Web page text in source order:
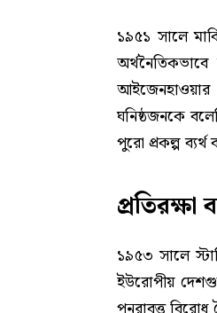
১৯৫১ সালে
ঘনিষ্ঠজনকে
পুরো প্রকল্প ব্যর্থ
১৯৫৩ সালে
ইউরোপীয়